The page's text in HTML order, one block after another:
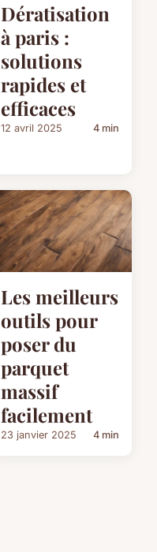
Dératisation
à paris :
solutions
rapides et
efficaces
12 avril 2025 4 min
Les meilleurs
outils pour
poser du
parquet
massif
facilement
23 janvier 2025 4 min